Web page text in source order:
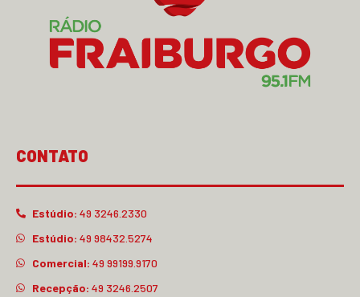
CONTATO
Estúdio: 49 3246.2330
Estúdio: 49 98432.5274
Comercial: 49 99199.9170
Recepção: 49 3246.2507